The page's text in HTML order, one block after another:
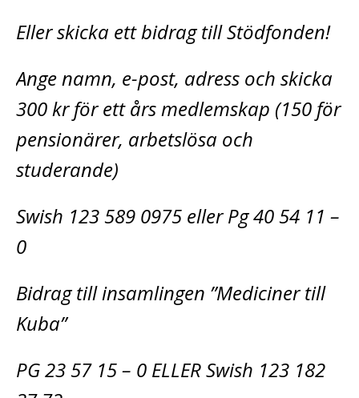
Eller skicka ett bidrag till Stödfonden!
Ange namn, e-post, adress och skicka
300 kr för ett års medlemskap (150 för
pensionärer, arbetslösa och
studerande)
Swish 123 589 0975 eller Pg 40 54 11 –
0
Bidrag till insamlingen ”Mediciner till
Kuba”
PG 23 57 15 – 0 ELLER Swish 123 182